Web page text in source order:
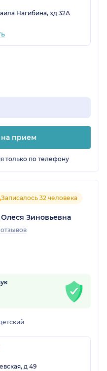
Нагибина, зд 32А
на прием
только по телефону
Записалось 32 человека
Зиновьевна
д 49